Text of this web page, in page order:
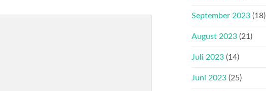
September 2023 (18)
August 2023 (21)
Juli 2023 (14)
Juni 2023 (25)